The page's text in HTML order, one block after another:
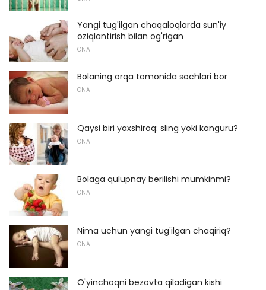
Yangi tug'ilgan chaqaloqlarda sun'iy
oziqlantirish bilan og'rigan
ONA
Bolaning orqa tomonida sochlari bor
ONA
Qaysi biri yaxshiroq: sling yoki kanguru?
ONA
Bolaga qulupnay berilishi mumkinmi?
ONA
Nima uchun yangi tug'ilgan chaqiriq?
ONA
O'yinchoqni bezovta qiladigan kishi